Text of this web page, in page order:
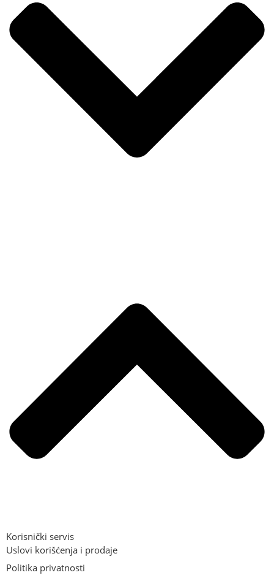
Korisnički servis
Uslovi korišćenja i prodaje
Politika privatnosti